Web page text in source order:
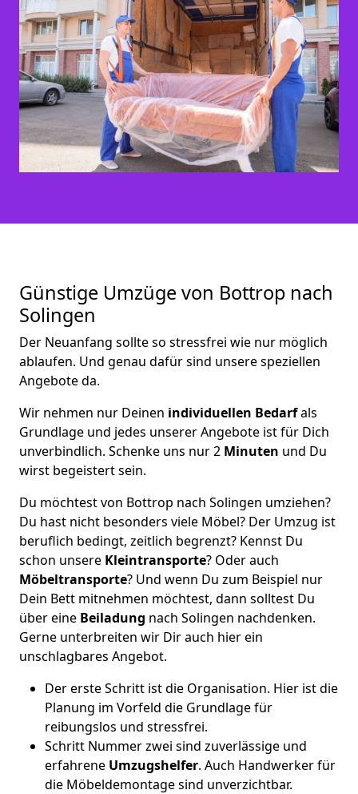
Günstige Umzüge von Bottrop nach
Solingen
Der Neuanfang sollte so stressfrei wie nur möglich
ablaufen. Und genau dafür sind unsere speziellen
Angebote da.
Wir nehmen nur Deinen individuellen Bedarfals
Grundlage und jedes unserer Angebote ist für Dich
unverbindlich. Schenke uns nur 2 Minuten und Du
wirst begeistert sein.
Du möchtest von Bottrop nach Solingen umziehen?
Du hast nicht besonders viele Möbel? Der Umzug ist
beruflich bedingt, zeitlich begrenzt? Kennst Du
schon unsere Kleintransporte? Oder auch
Möbeltransporte? Und wenn Du zum Beispiel nur
Dein Bett mitnehmen möchtest, dann solltest Du
über eine Beiladung nach Solingen nachdenken.
Gerne unterbreiten wir Dir auch hier ein
unschlagbares Angebot.
Der erste Schritt ist die Organisation. Hier ist die
Planung im Vorfeld die Grundlage für
reibungslos und stressfrei.
Schritt Nummer zwei sind zuverlässige und
erfahrene Umzugshelfer. Auch Handwerker für
die Möbeldemontage sind unverzichtbar.